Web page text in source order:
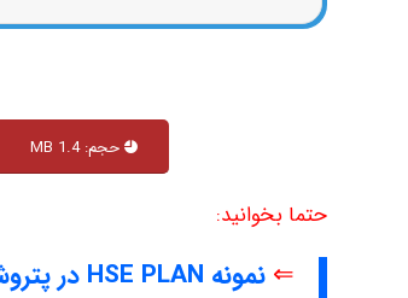
حجم: 1.4 MB
حتما بخوانید:
⇐ نمونه HSE PLAN در پتروشیمی